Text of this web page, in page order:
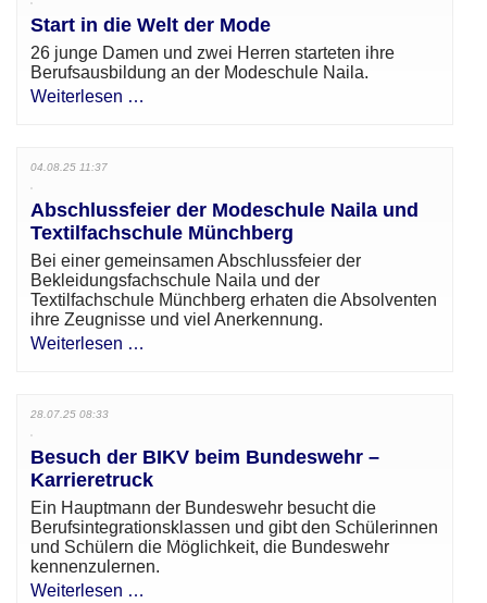
Start in die Welt der Mode
26 junge Damen und zwei Herren starteten ihre
Berufsausbildung an der Modeschule Naila.
Weiterlesen …
04.08.25 11:37
Abschlussfeier der Modeschule Naila und
Textilfachschule Münchberg
Bei einer gemeinsamen Abschlussfeier der
Bekleidungsfachschule Naila und der
Textilfachschule Münchberg erhaten die Absolventen
ihre Zeugnisse und viel Anerkennung.
Weiterlesen …
28.07.25 08:33
Besuch der BIKV beim Bundeswehr –
Karrieretruck
Ein Hauptmann der Bundeswehr besucht die
Berufsintegrationsklassen und gibt den Schülerinnen
und Schülern die Möglichkeit, die Bundeswehr
kennenzulernen.
Weiterlesen …